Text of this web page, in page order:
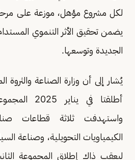
لكل مشروع مؤهل، موزعة على
يضمن تحقيق الأثر التنموي
الجديدة وتوسعها.
يُشار إلى أن وزارة الصناعة والثروة
أطلقتا في
واستهدفت ثلاثة قطاعات
الكيمياويات التحويلية، وصناعة
ليعقب ذاك إطلاق المجموعة